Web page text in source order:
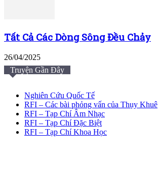
Tất Cả Các Dòng Sông Đều Chảy
26/04/2025
Truyện Gần Đây
Nghiên Cứu Quốc Tế
RFI – Các bài phỏng vấn của Thụy Khuê
RFI – Tạp Chí Âm Nhạc
RFI – Tạp Chí Đặc Biệt
RFI – Tạp Chí Khoa Học